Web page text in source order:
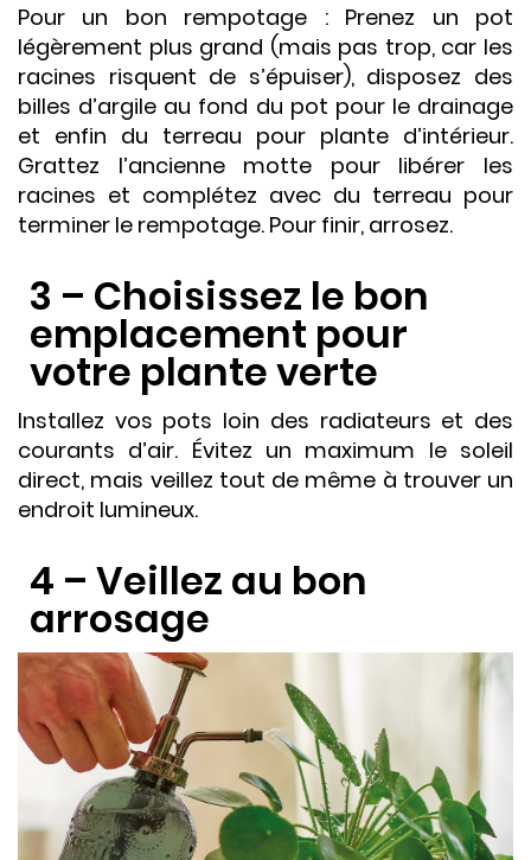
Pour un bon rempotage : Prenez un pot
légèrement plus grand (mais pas trop, car les
racines risquent de s’épuiser), disposez des
billes d’argile au fond du pot pour le drainage
et enfin du terreau pour plante d’intérieur.
Grattez l’ancienne motte pour libérer les
racines et complétez avec du terreau pour
terminer le rempotage. Pour finir, arrosez.
3 – Choisissez le bon
emplacement pour
votre plante verte
Installez vos pots loin des radiateurs et des
courants d’air. Évitez un maximum le soleil
direct, mais veillez tout de même à trouver un
endroit lumineux.
4 – Veillez au bon
arrosage